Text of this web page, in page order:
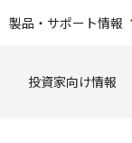
製品・サポート情報
投資家向け情報